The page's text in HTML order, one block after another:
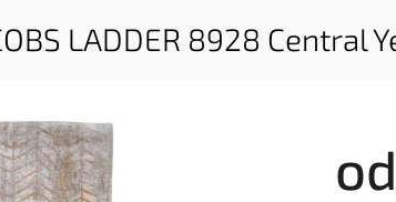
LADDER 8928 Central
od